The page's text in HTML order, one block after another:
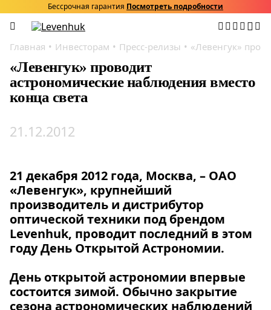
Бессрочная гарантия Посмотреть подробности
Главная Инвесторам Пресс-релизы «Левенгук»
«Левенгук» проводит
астрономические наблюдения вместо
конца света
21.12.2012
21 декабря 2012 года, Москва, – ОАО
«Левенгук», крупнейший
производитель и дистрибутор
оптической техники под брендом
Levenhuk, проводит последний в этом
году День Открытой Астрономии.
День открытой астрономии впервые
состоится зимой. Обычно закрытие
сезона астрономических наблюдений